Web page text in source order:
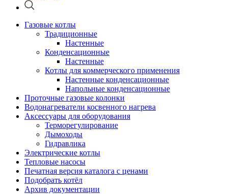
Газовые котлы
Традиционные
Настенные
Конденсационные
Настенные
Котлы для коммерческого применения
Настенные конденсационные
Напольные конденсационные
Проточные газовые колонки
Водонагреватели косвенного нагрева
Аксессуары для оборудования
Терморегулирование
Дымоходы
Гидравлика
Электрические котлы
Тепловые насосы
Печатная версия каталога с ценами
Подобрать котёл
Архив документации